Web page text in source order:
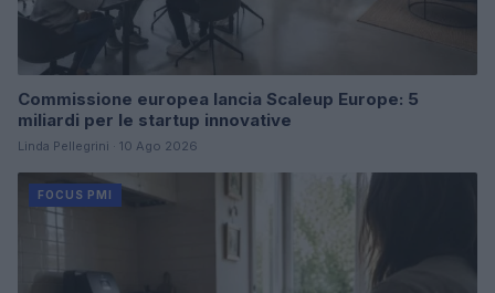
Commissione europea lancia Scaleup Europe: 5
miliardi per le startup innovative
Linda Pellegrini · 10 Ago 2026
FOCUS PMI